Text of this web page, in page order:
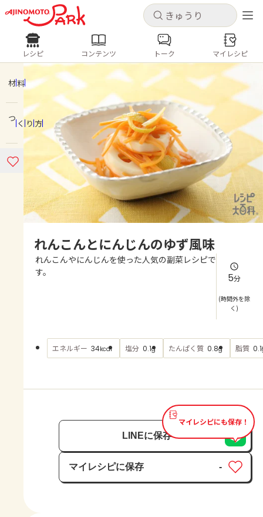
キャンセル
ログインするとレシピを保存できます
ログイン 新規登録
ホーム
コンテンツ
レシピ
よくあるお問い合わせ
キャンセル
レシピ コンテンツ
人気の食材・レシピ
きゅうり なす トマト
とうもろこし
ピーマン
みょうが ゴーヤ
レシピ コンテンツ トーク マイレシピ
材料
つくり方
れんこんとにんじんのゆず風味
れんこんやにんじんを使った人気の副菜レシピで
す。
5分
(時間外を除
く)
エネルギー 34kcal 塩分 0.1g たんぱく質 0.8g 脂質 0.1
マイレシピにも保存！
LINEに保存
マイレシピに保存
保存済み
-